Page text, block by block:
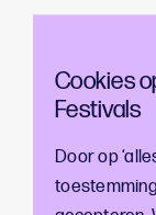
Cookies
Festivals
Door op
bezig met de
Festivals,
het creëren
besteed ik
onderzoek